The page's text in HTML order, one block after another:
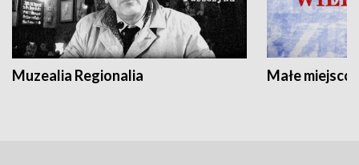
Muzealia Regionalia Małe